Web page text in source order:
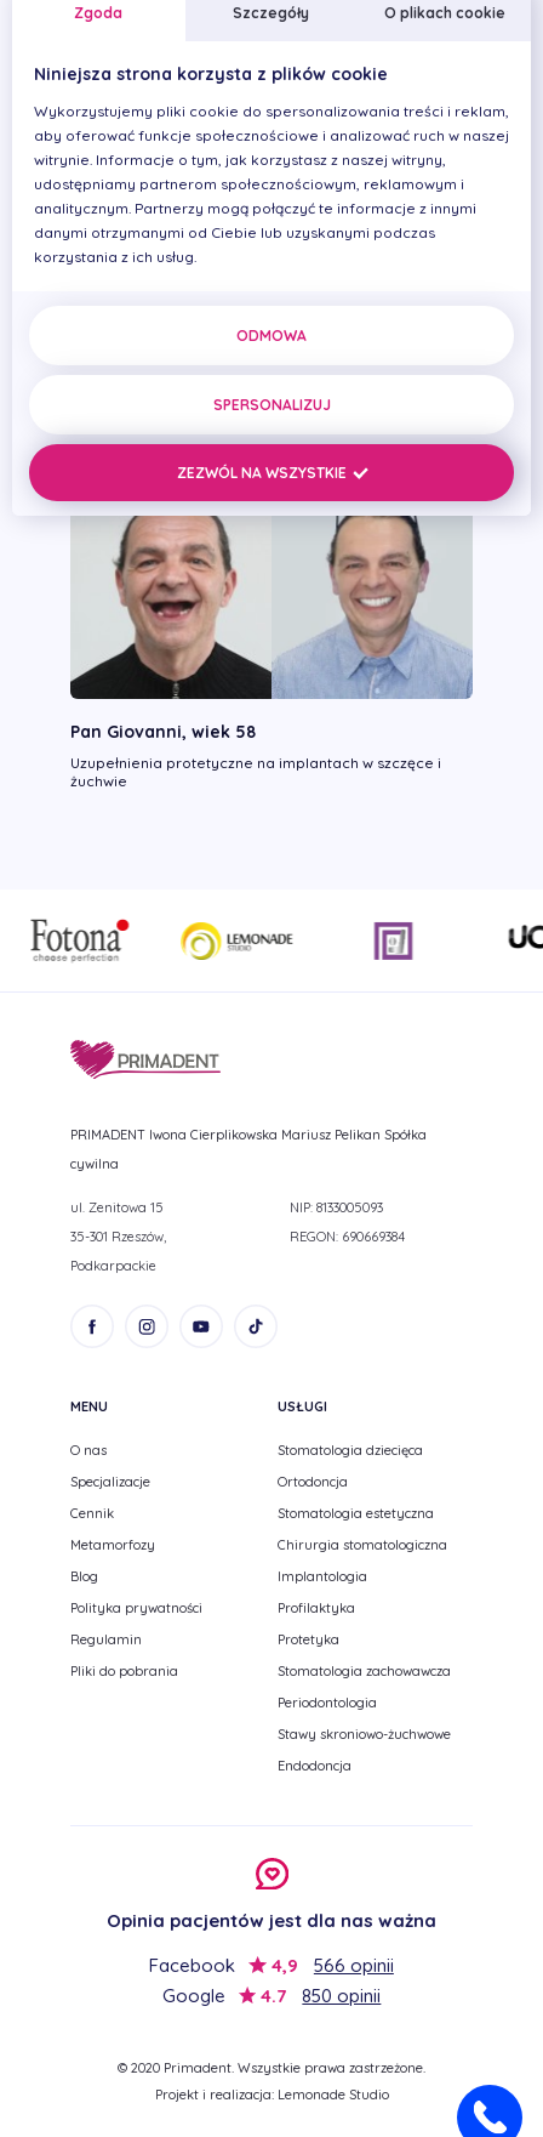
fizjoterapię, Wykonanie projektów waxap górnych i
oceny i akceptacji efektu końcowego, Odbudowa
Injection, Wykonaniu 11 licówek/koron Premium z
ceramiki feldszpatowej (skaleniowej)
Pan Giovanni, wiek 58
Uzupełnienia protetyczne na implantach w szczęce i
żuchwie
PRIMADENT Iwona Cierplikowska Mariusz Pelikan Spółka
cywilna
ul. Zenitowa 15
35-301 Rzeszów,
Podkarpackie
NIP: 8133005093
REGON: 690669384
MENU
O nas
Specjalizacje
Cennik
Metamorfozy
Blog
Polityka prywatności
Regulamin
Pliki do pobrania
USŁUGI
Stomatologia dziecięca
Ortodoncja
Stomatologia estetyczna
Chirurgia stomatologiczna
Implantologia
Profilaktyka
Protetyka
Stomatologia zachowawcza
Periodontologia
Stawy skroniowo-żuchwowe
Endodoncja
Opinia pacjentów jest dla nas ważna
Facebook
4,9
566 opinii
Google
4.7 850 opinii
© 2020 Primadent. Wszystkie prawa zastrzeżone.
Projekt i realizacja: Lemonade Studio
Zgoda Szczegóły O plikach cookie
Niniejsza strona korzysta z plików cookie
Wykorzystujemy pliki cookie do spersonalizowania treści i reklam,
aby oferować funkcje społecznościowe i analizować ruch w naszej
witrynie. Informacje o tym, jak korzystasz z naszej witryny,
udostępniamy partnerom społecznościowym, reklamowym i
analitycznym. Partnerzy mogą połączyć te informacje z innymi
danymi otrzymanymi od Ciebie lub uzyskanymi podczas
korzystania z ich usług.
ODMOWA
SPERSONALIZUJ
ZEZWÓL NA WSZYSTKIE